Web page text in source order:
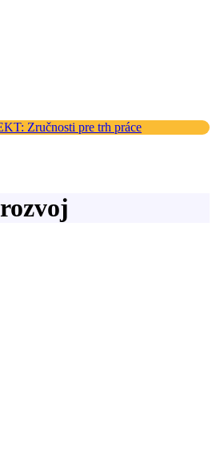
Zručnosti pre trh práce